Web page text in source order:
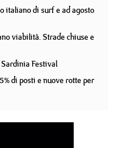
italiano di surf e ad agosto
viabilità. Strade chiuse e
Festival
di posti e nuove rotte per